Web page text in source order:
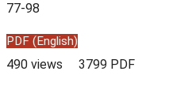
77-98
PDF (English)
490 views 3799 PDF